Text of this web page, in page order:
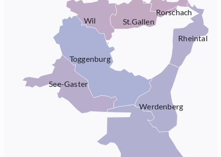
Wil
Toggenburg
See-Gaster
Werdenberg
Rheintal
Rorschach
St.Gallen